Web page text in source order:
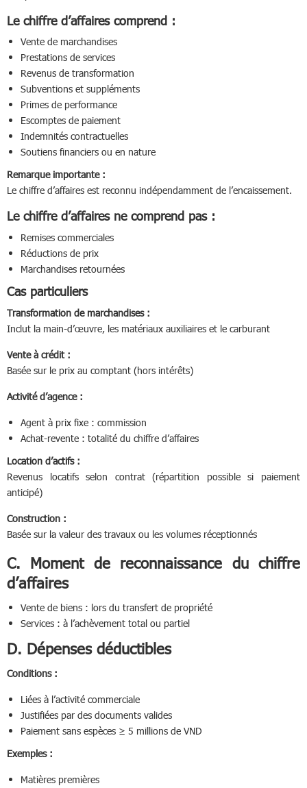
Le chiffre d’affaires comprend :
Vente de marchandises
Prestations de services
Revenus de transformation
Subventions et suppléments
Primes de performance
Escomptes de paiement
Indemnités contractuelles
Soutiens financiers ou en nature
Remarque importante :
Le chiffre d’affaires est reconnu indépendamment de l’encaissement.
Le chiffre d’affaires ne comprend pas :
Remises commerciales
Réductions de prix
Marchandises retournées
Cas particuliers
Transformation de marchandises :
Inclut la main-d’œuvre, les matériaux auxiliaires et le carburant
Vente à crédit :
Basée sur le prix au comptant (hors intérêts)
Activité d’agence :
Agent à prix fixe : commission
Achat-revente : totalité du chiffre d’affaires
Location d’actifs :
Revenus locatifs selon contrat (répartition possible si paiement
anticipé)
Construction :
Basée sur la valeur des travaux ou les volumes réceptionnés
C. Moment de reconnaissance du chiffre
d’affaires
Vente de biens : lors du transfert de propriété
Services : à l’achèvement total ou partiel
D. Dépenses déductibles
Conditions :
Liées à l’activité commerciale
Justifiées par des documents valides
Paiement sans espèces ≥ 5 millions de VND
Exemples :
Matières premières